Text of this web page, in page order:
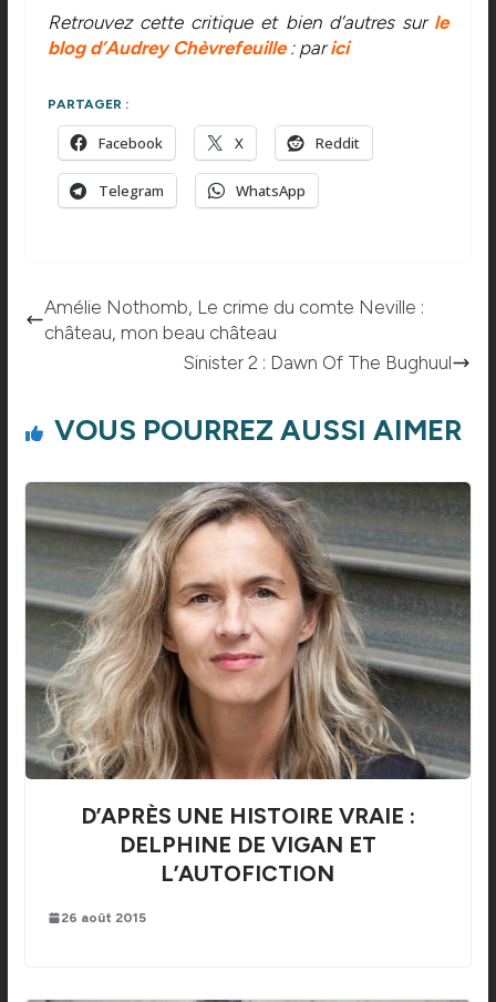
Retrouvez cette critique et bien d’autres sur le
blog d’Audrey Chèvrefeuille: parici
PARTAGER :
Facebook X Reddit
Telegram WhatsApp
Amélie Nothomb, Le crime du comte Neville :
château, mon beau château
Sinister 2 : Dawn Of The Bughuul
VOUS POURREZ AUSSI AIMER
D’APRÈS UNE HISTOIRE VRAIE :
DELPHINE DE VIGAN ET
L’AUTOFICTION
26 août 2015